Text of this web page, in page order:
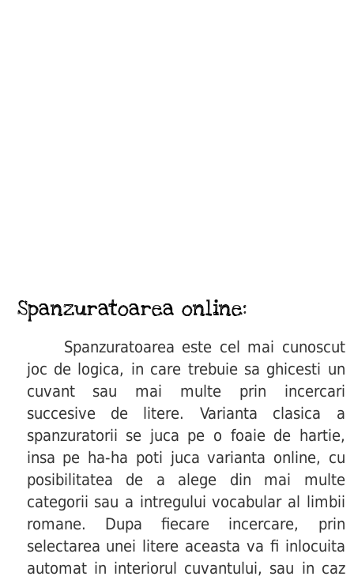
Spanzuratoarea online:
Spanzuratoarea este cel mai cunoscut
joc de logica, in care trebuie sa ghicesti un
cuvant sau mai multe prin incercari
succesive de litere. Varianta clasica a
spanzuratorii se juca pe o foaie de hartie,
insa pe ha-ha poti juca varianta online, cu
posibilitatea de a alege din mai multe
categorii sau a intregului vocabular al limbii
romane. Dupa fiecare incercare, prin
selectarea unei litere aceasta va fi inlocuita
automat in interiorul cuvantului, sau in caz